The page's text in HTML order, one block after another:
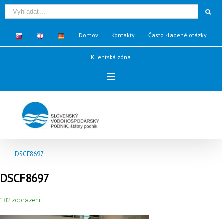
Domov Kontakty Často kladené otázky
Klientská zóna
DSCF8697
DSCF8697
182 zobrazení